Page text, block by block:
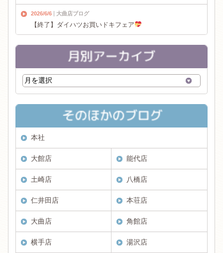
2026/6/6 大曲店ブログ
【終了】ダイハツお買いドキフェア
本社
大館店 能代店
土崎店 八橋店
仁井田店 本荘店
大曲店 角館店
横手店 湯沢店